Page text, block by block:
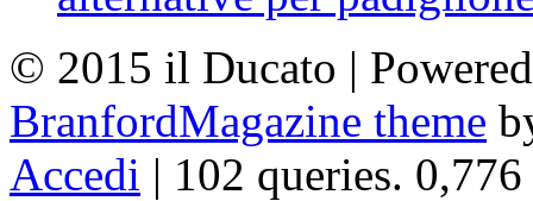
© 2015 il Ducato |
BranfordMagazine theme
Accedi | 102 queries. 0,776